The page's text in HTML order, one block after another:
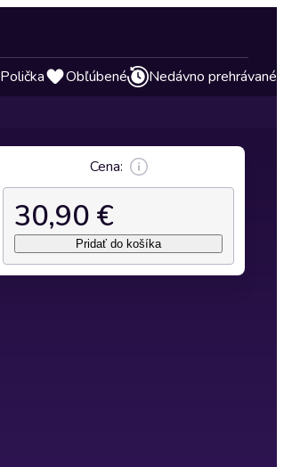
Polička Obľúbené Nedávno prehrávané
Cena:
30,90 €
Pridať do košíka